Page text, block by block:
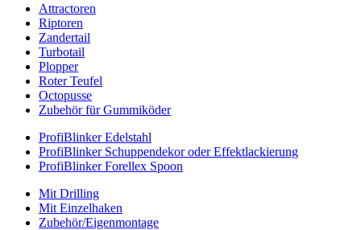
Attractoren
Riptoren
Zandertail
Turbotail
Plopper
Roter Teufel
Octopusse
Zubehör für Gummiköder
ProfiBlinker Edelstahl
ProfiBlinker Schuppendekor oder Effektlackierung
ProfiBlinker Forellex Spoon
Mit Drilling
Mit Einzelhaken
Zubehör/Eigenmontage